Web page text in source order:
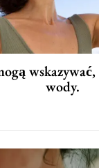
wskazywać,
wody.